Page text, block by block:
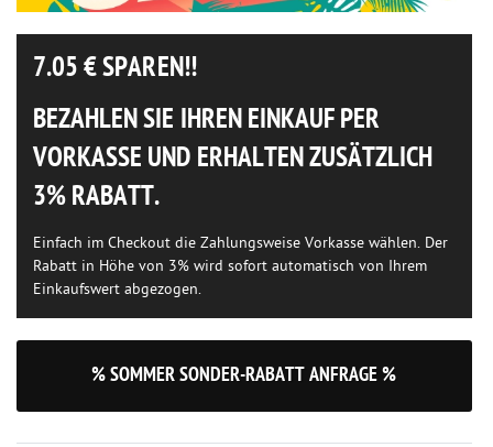
7.05€ SPAREN!!
BEZAHLEN SIE IHREN EINKAUF PER
VORKASSE UND ERHALTEN ZUSÄTZLICH
3% RABATT.
Einfach im Checkout die Zahlungsweise Vorkasse wählen. Der
Rabatt in Höhe von 3% wird sofort automatisch von Ihrem
Einkaufswert abgezogen.
% SOMMER SONDER-RABATT ANFRAGE %